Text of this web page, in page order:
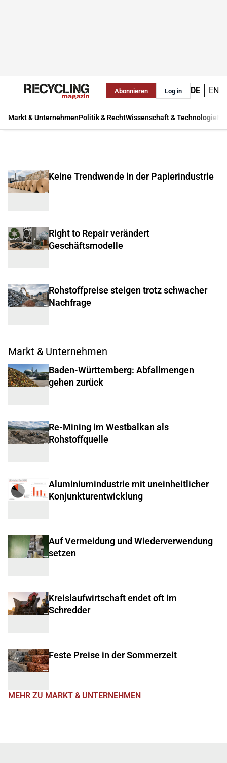
Abonnieren Log in DE EN
Markt & UnternehmenPolitik & RechtWissenschaft & Technologie
Keine Trendwende in der Papierindustrie
Right to Repair verändert
Geschäftsmodelle
Rohstoffpreise steigen trotz schwacher
Nachfrage
Markt & Unternehmen
Baden-Württemberg: Abfallmengen
gehen zurück
Re-Mining im Westbalkan als
Rohstoffquelle
Aluminiumindustrie mit uneinheitlicher
Konjunkturentwicklung
Auf Vermeidung und Wiederverwendung
setzen
Kreislaufwirtschaft endet oft im
Schredder
Feste Preise in der Sommerzeit
MEHR ZU MARKT & UNTERNEHMEN